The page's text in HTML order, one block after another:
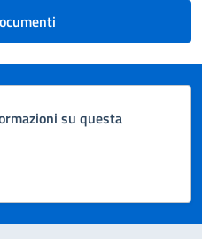
su questa
su 5
5